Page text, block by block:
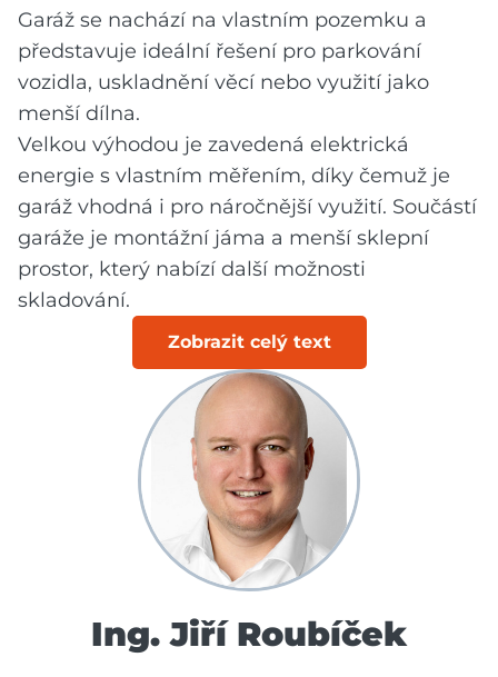
Garáž se nachází na vlastním pozemku a
představuje ideální řešení pro parkování
vozidla, uskladnění věcí nebo využití jako
menší dílna.
Velkou výhodou je zavedená elektrická
energie s vlastním měřením, díky čemuž je
garáž vhodná i pro náročnější využití. Součástí
garáže je montážní jáma a menší sklepní
prostor, který nabízí další možnosti
skladování.
Zobrazit celý text
Ing. Jiří Roubíček